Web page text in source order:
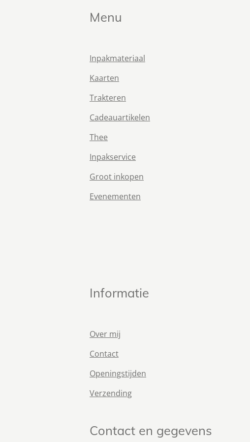
Menu
Inpakmateriaal
Kaarten
Trakteren
Cadeauartikelen
Thee
Inpakservice
Groot inkopen
Evenementen
Informatie
Over mij
Contact
Openingstijden
Verzending
Contact en gegevens